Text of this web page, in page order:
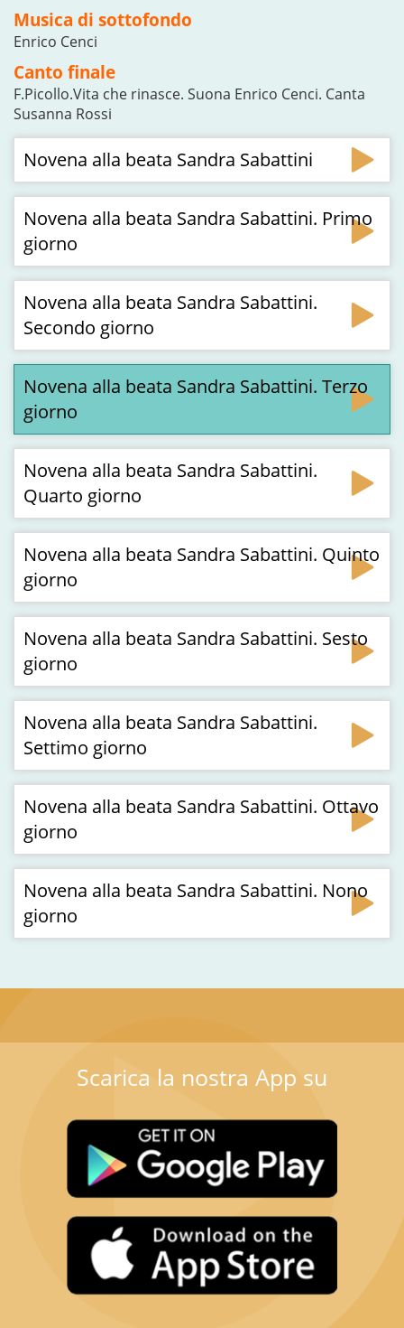
Musica di sottofondo
Enrico Cenci
Canto finale
F.Picollo.Vita che rinasce. Suona Enrico Cenci. Canta
Susanna Rossi
Novena alla beata Sandra Sabattini
Novena alla beata Sandra Sabattini. Primo
giorno
Novena alla beata Sandra Sabattini.
Secondo giorno
Novena alla beata Sandra Sabattini. Terzo
giorno
Novena alla beata Sandra Sabattini.
Quarto giorno
Novena alla beata Sandra Sabattini. Quinto
giorno
Novena alla beata Sandra Sabattini. Sesto
giorno
Novena alla beata Sandra Sabattini.
Settimo giorno
Novena alla beata Sandra Sabattini. Ottavo
giorno
Novena alla beata Sandra Sabattini. Nono
giorno
Scarica la nostra App su